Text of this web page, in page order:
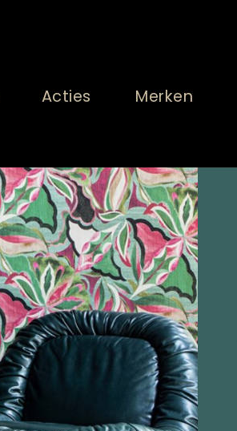
Acties Merken